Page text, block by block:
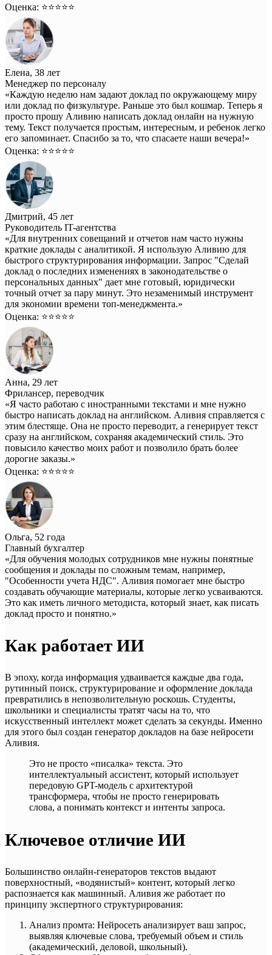
Оценка: ⭐️⭐️⭐️⭐️⭐️
Елена, 38 лет
Менеджер по персоналу
«Каждую неделю нам задают доклад по окружающему миру
или доклад по физкультуре. Раньше это был кошмар. Теперь я
просто прошу Аливию написать доклад онлайн на нужную
тему. Текст получается простым, интересным, и ребенок легко
его запоминает. Спасибо за то, что спасаете наши вечера!»
Оценка: ⭐️⭐️⭐️⭐️⭐️
Дмитрий, 45 лет
Руководитель IT-агентства
«Для внутренних совещаний и отчетов нам часто нужны
краткие доклады с аналитикой. Я использую Аливию для
быстрого структурирования информации. Запрос "Сделай
доклад о последних изменениях в законодательстве о
персональных данных" дает мне готовый, юридически
точный отчет за пару минут. Это незаменимый инструмент
для экономии времени топ-менеджмента.»
Оценка: ⭐️⭐️⭐️⭐️⭐️
Анна, 29 лет
Фрилансер, переводчик
«Я часто работаю с иностранными текстами и мне нужно
быстро написать доклад на английском. Аливия справляется с
этим блестяще. Она не просто переводит, а генерирует текст
сразу на английском, сохраняя академический стиль. Это
повысило качество моих работ и позволило брать более
дорогие заказы.»
Оценка: ⭐️⭐️⭐️⭐️⭐️
Ольга, 52 года
Главный бухгалтер
«Для обучения молодых сотрудников мне нужны понятные
сообщения и доклады по сложным темам, например,
"Особенности учета НДС". Аливия помогает мне быстро
создавать обучающие материалы, которые легко усваиваются.
Это как иметь личного методиста, который знает, как писать
доклад просто и понятно.»
Как работает ИИ
В эпоху, когда информация удваивается каждые два года,
рутинный поиск, структурирование и оформление доклада
превратились в непозволительную роскошь. Студенты,
школьники и специалисты тратят часы на то, что
искусственный интеллект может сделать за секунды. Именно
для этого был создан генератор докладов на базе нейросети
Аливия.
Это не просто «писалка» текста. Это
интеллектуальный ассистент, который использует
передовую GPT-модель с архитектурой
трансформера, чтобы не просто генерировать
слова, а понимать контекст и интенты запроса.
Ключевое отличие ИИ
Большинство онлайн-генераторов текстов выдают
поверхностный, «водянистый» контент, который легко
распознается как машинный. Аливия же работает по
принципу экспертного структурирования:
Анализ промта: Нейросеть анализирует ваш запрос,
выявляя ключевые слова, требуемый объем и стиль
(академический, деловой, школьный).